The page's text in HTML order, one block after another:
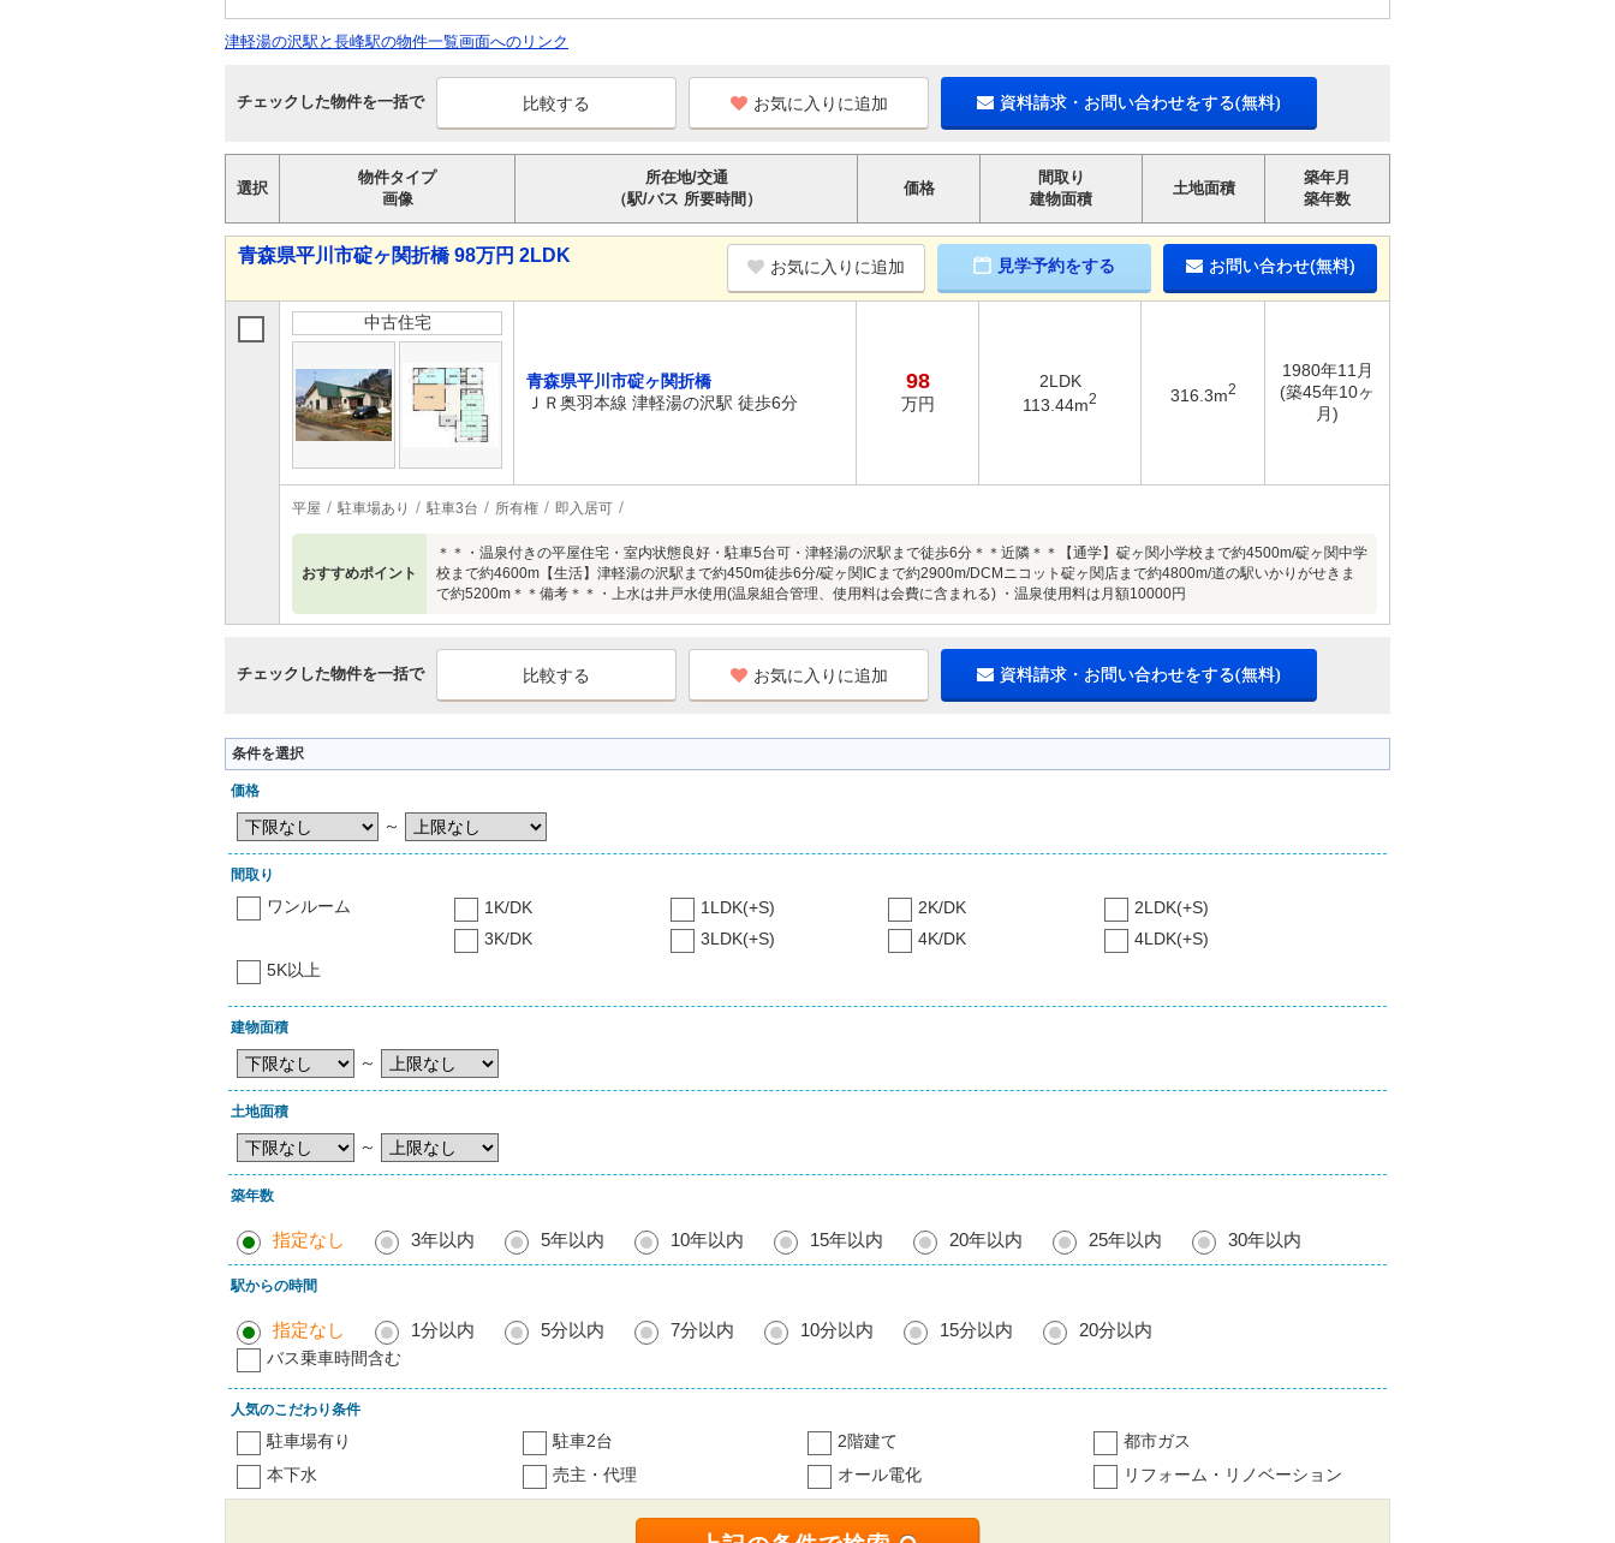
津軽湯の沢駅と長峰駅の物件一覧画面へのリンク
チェックした物件を一括で お気に入りに追加 資料請求・お問い合わせをする(無料)
選択
物件タイプ
画像
所在地/交通
（駅/バス 所要時間）
価格
間取り
建物面積
土地面積
築年月
築年数
青森県平川市碇ヶ関折橋 98万円 2LDK
お気に入りに追加 見学予約をする お問い合わせ(無料)
中古住宅
青森県平川市碇ヶ関折橋
ＪＲ奥羽本線 津軽湯の沢駅 徒歩6分
98
万円
2LDK
113.44m2 316.3m2
1980年11月
(築45年10ヶ
月)
平屋 駐車場あり 駐車3台 所有権 即入居可
おすすめポイント
＊＊・温泉付きの平屋住宅・室内状態良好・駐車5台可・津軽湯の沢駅まで徒歩6分＊＊近隣＊＊【通学】碇ヶ関小学校まで約4500m/碇ヶ関中学
校まで約4600m【生活】津軽湯の沢駅まで約450m徒歩6分/碇ヶ関ICまで約2900m/DCMニコット碇ヶ関店まで約4800m/道の駅いかりがせきま
で約5200m＊＊備考＊＊・上水は井戸水使用(温泉組合管理、使用料は会費に含まれる) ・温泉使用料は月額10000円
チェックした物件を一括で お気に入りに追加 資料請求・お問い合わせをする(無料)
条件を選択
価格
～
間取り
ワンルーム 1K/DK 1LDK(+S) 2K/DK
2LDK(+S)
3K/DK
3LDK(+S) 4K/DK
4LDK(+S)
5K以上
建物面積
～
土地面積
～
築年数
指定なし 3年以内 5年以内 10年以内 15年以内 20年以内 25年以内 30年以内
駅からの時間
指定なし 1分以内 5分以内 7分以内 10分以内 15分以内 20分以内
バス乗車時間含む
人気のこだわり条件
駐車場有り 駐車2台 2階建て
都市ガス
本下水
売主・代理 オール電化 リフォーム・リノベーション